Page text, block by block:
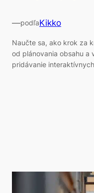
—podľaKikko
Naučte sa, ako krok za
od plánovania obsahu a
pridávanie